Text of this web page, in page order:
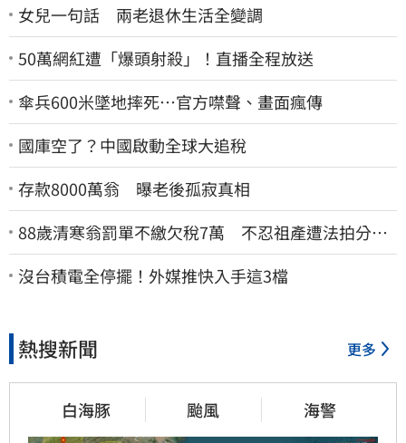
女兒一句話 兩老退休生活全變調
50萬網紅遭「爆頭射殺」！直播全程放送
傘兵600米墜地摔死…官方噤聲、畫面瘋傳
國庫空了？中國啟動全球大追稅
存款8000萬翁 曝老後孤寂真相
88歲清寒翁罰單不繳欠稅7萬 不忍祖產遭法拍分
割 家族按月代繳償債
沒台積電全停擺！外媒推快入手這3檔
熱搜新聞 更多
白海豚 颱風 海警